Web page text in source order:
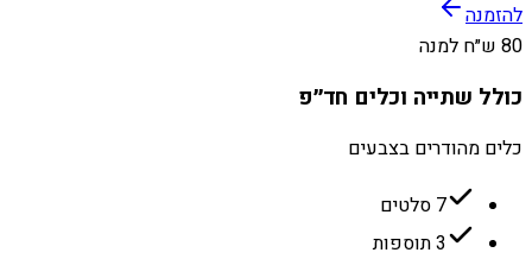
להזמנה
80 ש״ח למנה
כולל שתייה וכלים חד״פ
כלים מהודרים בצבעים
7 סלטים
3 תוספות